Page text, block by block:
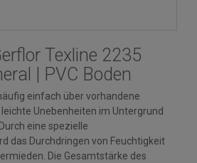
Texline 2235
| PVC Boden
einfach über vorhandene
Unebenheiten im Untergrund
eine spezielle
das Durchdringen von Feuchtigkeit
Die Gesamtstärke des